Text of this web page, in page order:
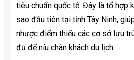
tiêu chuẩn quốc tế. Đây là tổ hợp
sao đầu tiên tại tỉnh Tây Ninh,
nhược điểm thiếu các cơ sở lưu
đủ để níu chân khách du lịch.